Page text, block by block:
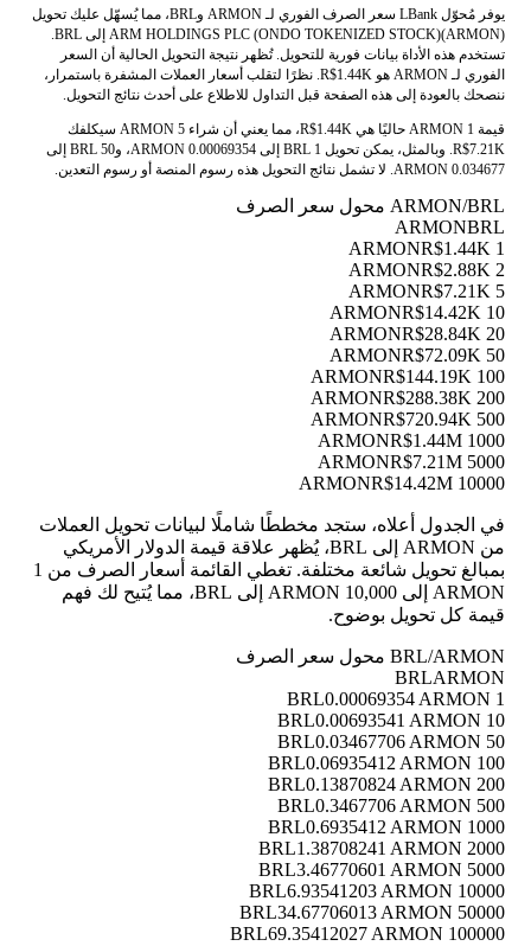
يوفر مُحوّل LBank سعر الصرف الفوري لـ ARMON وBRL، مما يُسهّل عليك تحويل
ARM HOLDINGS PLC (ONDO TOKENIZED STOCK)(ARMON) إلى BRL.
تستخدم هذه الأداة بيانات فورية للتحويل. تُظهر نتيجة التحويل الحالية أن السعر
الفوري لـ ARMON هو R$1.44K. نظرًا لتقلب أسعار العملات المشفرة باستمرار،
ننصحك بالعودة إلى هذه الصفحة قبل التداول للاطلاع على أحدث نتائج التحويل.
قيمة 1 ARMON حاليًا هي R$1.44K، مما يعني أن شراء 5 ARMON سيكلفك
R$7.21K. وبالمثل، يمكن تحويل 1 BRL إلى 0.00069354 ARMON، و50 BRL إلى
0.034677 ARMON. لا تشمل نتائج التحويل هذه رسوم المنصة أو رسوم التعدين.
ARMON/BRL محول سعر الصرف
ARMONBRL
1 ARMON
R$1.44K
2 ARMON
R$2.88K
5 ARMON
R$7.21K
10 ARMON
R$14.42K
20 ARMON
R$28.84K
50 ARMON
R$72.09K
100 ARMON
R$144.19K
200 ARMON
R$288.38K
500 ARMON
R$720.94K
1000 ARMON
R$1.44M
5000 ARMON
R$7.21M
10000 ARMON
R$14.42M
في الجدول أعلاه، ستجد مخططًا شاملًا لبيانات تحويل العملات
من ARMON إلى BRL، يُظهر علاقة قيمة الدولار الأمريكي
بمبالغ تحويل شائعة مختلفة. تغطي القائمة أسعار الصرف من 1
ARMON إلى 10,000 ARMON إلى BRL، مما يُتيح لك فهم
قيمة كل تحويل بوضوح.
BRL/ARMON محول سعر الصرف
BRLARMON
1 BRL
0.00069354 ARMON
10 BRL
0.00693541 ARMON
50 BRL
0.03467706 ARMON
100 BRL
0.06935412 ARMON
200 BRL
0.13870824 ARMON
500 BRL
0.3467706 ARMON
1000 BRL
0.6935412 ARMON
2000 BRL
1.38708241 ARMON
5000 BRL
3.46770601 ARMON
10000 BRL
6.93541203 ARMON
50000 BRL
34.67706013 ARMON
100000 BRL
69.35412027 ARMON